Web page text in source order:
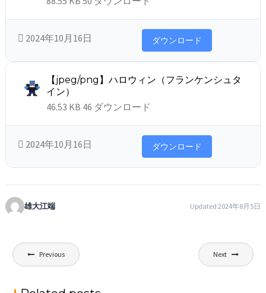
2024年10月16日 ダウンロード
【jpeg/png】ハロウィン（フランケンシュタ
イン）
46.53 KB 46 ダウンロード
2024年10月16日 ダウンロード
雄大江端 Updated 2024年8月5日
投
稿
Previous Next